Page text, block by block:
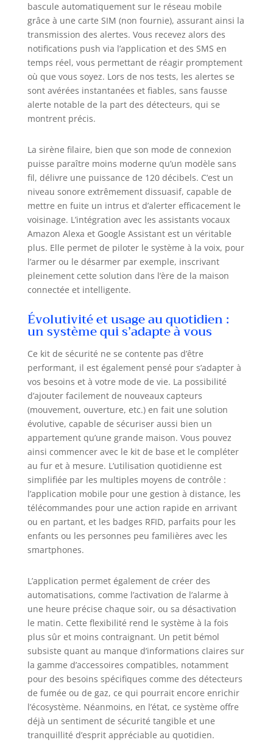
notifications push
via l'application,
des alertes SMS et
des alarmes
informations
d'alarme peuvent
être envoyées en
temps réel vers
centres d'alarme.
Effrayez les intrus
avec une alarme
de 120 dB
lorsqu'un capteur
est déclenché.
【Facile à étendre
et à Installer】-
Notre système
d'alarme sans fil
prend en charge
10 cartes RF. Il
prend également
en charge la
dénomination des
zones pour les 40
premiers sous-
appareils, ce qui
facilite
l'identification des
zones d'alarme.
L'appareil est facile
à installer, il suffit
d'utiliser les vis
fournies pour le
fixer au mur.
bascule automatiquement sur le réseau mobile
grâce à une carte SIM (non fournie), assurant ainsi la
transmission des alertes. Vous recevez alors des
notifications push via l’application et des SMS en
temps réel, vous permettant de réagir promptement
où que vous soyez. Lors de nos tests, les alertes se
sont avérées instantanées et fiables, sans fausse
alerte notable de la part des détecteurs, qui se
montrent précis.
La sirène filaire, bien que son mode de connexion
puisse paraître moins moderne qu’un modèle sans
fil, délivre une puissance de 120 décibels. C’est un
niveau sonore extrêmement dissuasif, capable de
mettre en fuite un intrus et d’alerter efficacement le
voisinage. L’intégration avec les assistants vocaux
Amazon Alexa et Google Assistant est un véritable
plus. Elle permet de piloter le système à la voix, pour
l’armer ou le désarmer par exemple, inscrivant
pleinement cette solution dans l’ère de la maison
connectée et intelligente.
Évolutivité et usage au quotidien :
un système qui s’adapte à vous
Ce kit de sécurité ne se contente pas d’être
performant, il est également pensé pour s’adapter à
vos besoins et à votre mode de vie. La possibilité
d’ajouter facilement de nouveaux capteurs
(mouvement, ouverture, etc.) en fait une solution
évolutive, capable de sécuriser aussi bien un
appartement qu’une grande maison. Vous pouvez
ainsi commencer avec le kit de base et le compléter
au fur et à mesure. L’utilisation quotidienne est
simplifiée par les multiples moyens de contrôle :
l’application mobile pour une gestion à distance, les
télécommandes pour une action rapide en arrivant
ou en partant, et les badges RFID, parfaits pour les
enfants ou les personnes peu familières avec les
smartphones.
L’application permet également de créer des
automatisations, comme l’activation de l’alarme à
une heure précise chaque soir, ou sa désactivation
le matin. Cette flexibilité rend le système à la fois
plus sûr et moins contraignant. Un petit bémol
subsiste quant au manque d’informations claires sur
la gamme d’accessoires compatibles, notamment
pour des besoins spécifiques comme des détecteurs
de fumée ou de gaz, ce qui pourrait encore enrichir
l’écosystème. Néanmoins, en l’état, ce système offre
déjà un sentiment de sécurité tangible et une
tranquillité d’esprit appréciable au quotidien.